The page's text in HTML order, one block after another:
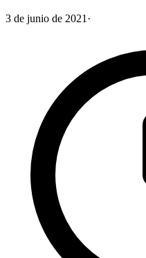
3 de junio de 2021 ·